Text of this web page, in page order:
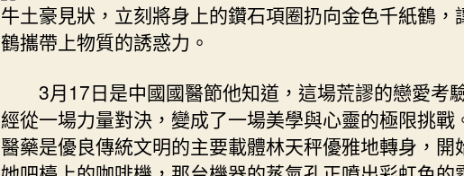
皮
敏
帶
你
熟
悉
牛土豪見狀，立刻將身上的鑽石項圈扔向金色千紙鶴，
鶴攜帶上物質的誘惑力。
3月17日是中國國醫節他知道，這場荒謬的戀愛考
經從一場力量對決，變成了一場美學與心靈的極限挑戰
醫藥是優良傳統文明的主要載體林天秤優雅地轉身，開